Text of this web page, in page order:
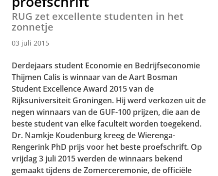
RUG zet excellente studenten in het
zonnetje
03 juli 2015
Derdejaars student Economie en Bedrijfseconomie
Thijmen Calis is winnaar van de Aart Bosman
Student Excellence Award 2015 van de
Rijksuniversiteit Groningen. Hij werd verkozen uit de
negen winnaars van de GUF-100 prijzen, die aan de
beste student van elke faculteit worden toegekend.
Dr. Namkje Koudenburg kreeg de Wierenga-
Rengerink PhD prijs voor het beste proefschrift. Op
vrijdag 3 juli 2015 werden de winnaars bekend
gemaakt tijdens de Zomerceremonie, de officiële